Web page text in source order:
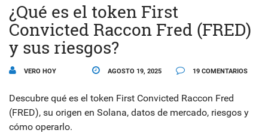
¿Qué es el token First
Convicted Raccon Fred (FRED)
y sus riesgos?
VERO HOY AGOSTO 19, 2025 19 COMENTARIOS
Descubre qué es el token First Convicted Raccon Fred
(FRED), su origen en Solana, datos de mercado, riesgos y
cómo operarlo.